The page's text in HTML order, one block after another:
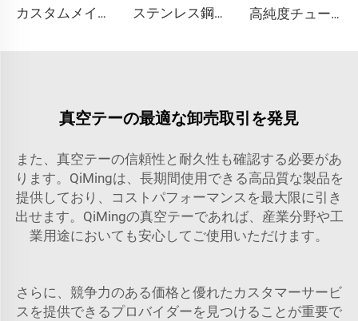
カスタムメイド フィード真空装置 SS304/SS316L 光ファイバーフィードスルー フランジ KF25/40 メス面 NW25/40 真空継手 ステンレス鋼高流量メスナットQCR継手SS316L VCR真空高純度継手BA/EPリークテストポート 高純度チューブフィッティング SS316L 溶接用チューブ ステンレス鋼 高品質 超高純度 (UHP) チューブ BAまたはEPグレード 半導体用
真空テーの最適な卸売取引を発見
また、真空テーの信頼性と耐久性も確認する必要があ
ります。QiMingは、長期間使用できる高品質な製品を
提供しており、コストパフォーマンスを最大限に引き
出せます。QiMingの真空テーであれば、産業分野や工
業用途においても安心してご使用いただけます。
さらに、競争力のある価格と優れたカスタマーサービ
スを提供できるプロバイダーを見つけることが重要で